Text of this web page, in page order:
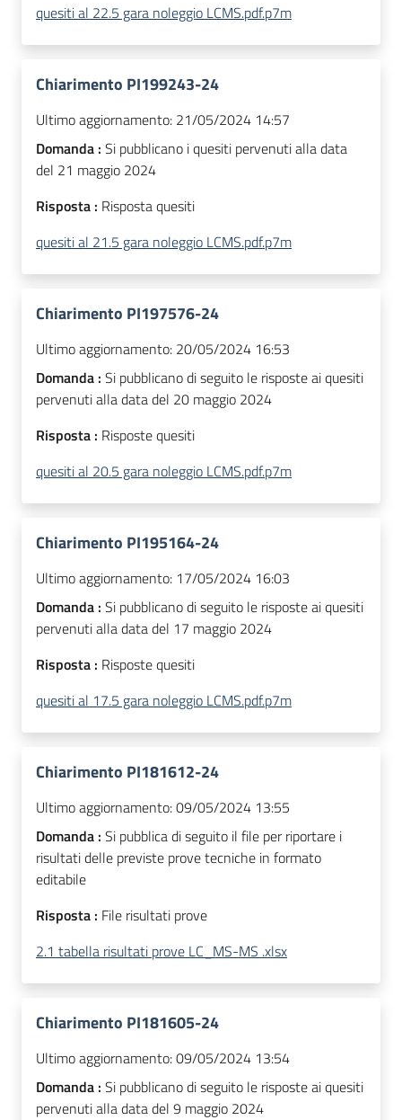
quesiti al 22.5 gara noleggio LCMS.pdf.p7m
Chiarimento PI199243-24
Ultimo aggiornamento: 21/05/2024 14:57
Domanda : Si pubblicano i quesiti pervenuti alla data
del 21 maggio 2024
Risposta : Risposta quesiti
quesiti al 21.5 gara noleggio LCMS.pdf.p7m
Chiarimento PI197576-24
Ultimo aggiornamento: 20/05/2024 16:53
Domanda : Si pubblicano di seguito le risposte ai quesiti
pervenuti alla data del 20 maggio 2024
Risposta : Risposte quesiti
quesiti al 20.5 gara noleggio LCMS.pdf.p7m
Chiarimento PI195164-24
Ultimo aggiornamento: 17/05/2024 16:03
Domanda : Si pubblicano di seguito le risposte ai quesiti
pervenuti alla data del 17 maggio 2024
Risposta : Risposte quesiti
quesiti al 17.5 gara noleggio LCMS.pdf.p7m
Chiarimento PI181612-24
Ultimo aggiornamento:09/05/2024 13:55
Domanda : Si pubblica di seguito il file per riportare i
risultati delle previste prove tecniche in formato
editabile
Risposta : File risultati prove
2.1 tabella risultati prove LC_MS-MS .xlsx
Chiarimento PI181605-24
Ultimo aggiornamento:09/05/2024 13:54
Domanda : Si pubblicano di seguito le risposte ai quesiti
pervenuti alla data del 9 maggio 2024